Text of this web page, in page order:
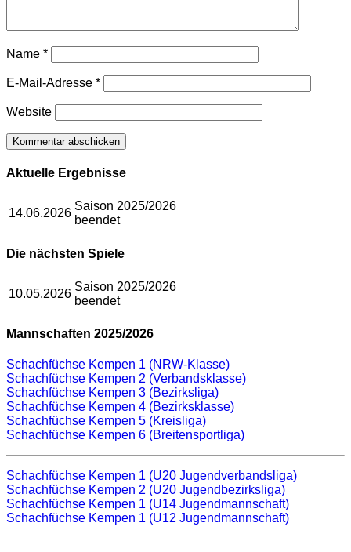
Name *
E-Mail-Adresse *
Website
Aktuelle Ergebnisse
14.06.2026
Saison 2025/2026
beendet
Die nächsten Spiele
10.05.2026
Saison 2025/2026
beendet
Mannschaften 2025/2026
Schachfüchse Kempen 1 (NRW-Klasse)
Schachfüchse Kempen 2 (Verbandsklasse)
Schachfüchse Kempen 3 (Bezirksliga)
Schachfüchse Kempen 4 (Bezirksklasse)
Schachfüchse Kempen 5 (Kreisliga)
Schachfüchse Kempen 6 (Breitensportliga)
Schachfüchse Kempen 1 (U20 Jugendverbandsliga)
Schachfüchse Kempen 2 (U20 Jugendbezirksliga)
Schachfüchse Kempen 1 (U14 Jugendmannschaft)
Schachfüchse Kempen 1 (U12 Jugendmannschaft)